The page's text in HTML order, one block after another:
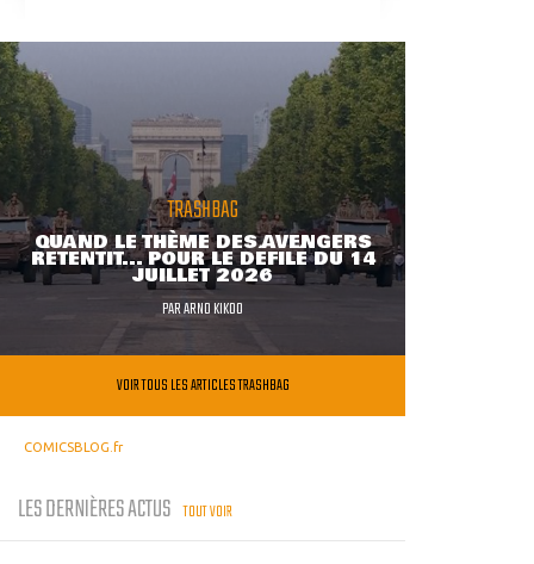
TRASHBAG
QUAND LE THÈME DES AVENGERS
RETENTIT... POUR LE DÉFILÉ DU 14
JUILLET 2026
PARARNO KIKOO
VOIR TOUS LES ARTICLES TRASHBAG
COMICSBLOG.fr
LES DERNIÈRES ACTUS TOUT VOIR